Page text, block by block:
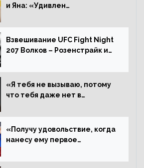
и Яна: «Удивлен
Алджамейн определенно
выиграл»
Взвешивание UFC Fight Night
207 Волков – Розенстрайк и
«Я тебя не вызываю, потому
что тебя даже нет в
пауза», сообщает Стерлинг
ответил Сехудо
«Получу удовольствие, когда
нанесу ему первое
Иге – про бой с Евлоевым